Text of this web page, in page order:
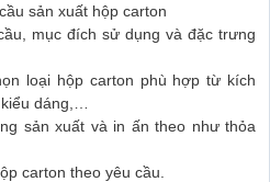
sản xuất hộp carton
mục đích sử dụng và đặc trưng
loại hộp carton phù hợp từ kích
dáng,…
sản xuất và in ấn theo như thỏa
carton theo yêu cầu.